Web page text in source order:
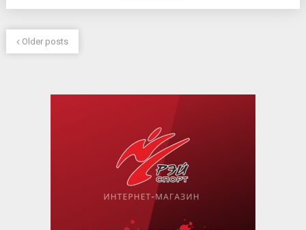
Older posts